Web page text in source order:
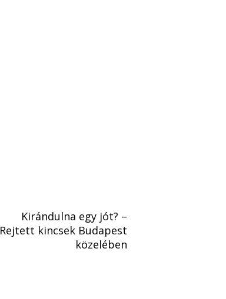
Kirándulna egy jót? –
Rejtett kincsek Budapest
közelében